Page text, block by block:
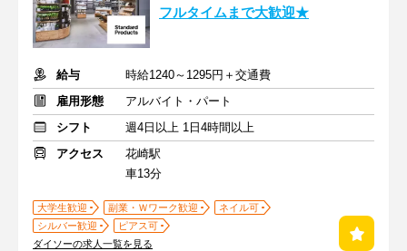
フルタイムまで大歓迎★
給与
時給1240～1295円＋交通費
雇用形態
アルバイト・パート
シフト
週4日以上 1日4時間以上
アクセス
花崎駅
車13分
大学生歓迎 副業・Ｗワーク歓迎
ネイル可
シルバー歓迎
ピアス可
ダイソーの求人一覧を見る